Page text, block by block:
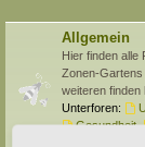
Allgemein
Hier finden alle
Zonen-Gartens
weiteren finden
Unterforen:
Gesundheit,